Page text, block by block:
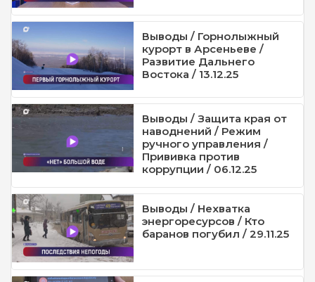
Выводы / Горнолыжный
курорт в Арсеньеве /
Развитие Дальнего
Востока / 13.12.25
Выводы / Защита края от
наводнений / Режим
ручного управления /
Прививка против
коррупции / 06.12.25
Выводы / Нехватка
энергоресурсов / Кто
баранов погубил / 29.11.25